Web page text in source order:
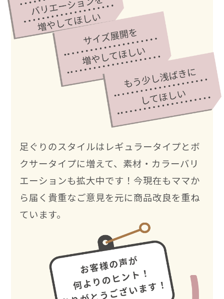
足ぐりのスタイルはレギュラータイプとボ
クサータイプに増えて、素材・カラーバリ
エーションも拡大中です！今現在もママか
ら届く貴重なご意見を元に商品改良を重ね
ています。